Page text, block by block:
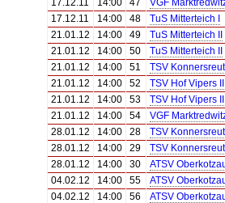
17.12.11
14:00 47
VGF
17.12.11
14:00 48
TuS Mitterteich I
21.01.12
14:00 49
TuS Mitterteich II
21.01.12
14:00 50
TuS Mitterteich II
21.01.12
14:00 51
TSV
21.01.12
14:00 52
TSV Hof Vipers II
21.01.12
14:00 53
TSV Hof Vipers II
21.01.12
14:00 54
VGF
28.01.12
14:00 28
TSV
28.01.12
14:00 29
TSV
28.01.12
14:00 30
ATSV
04.02.12
14:00 55
ATSV
04.02.12
14:00 56
ATSV